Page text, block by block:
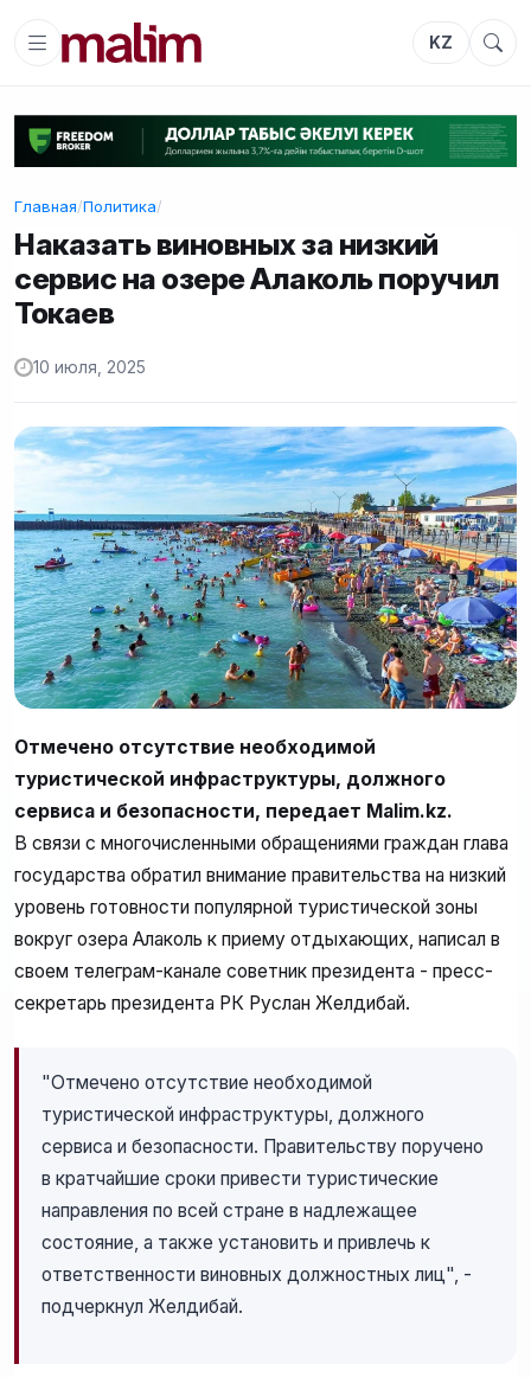
KZ
Главная/Политика/
Наказать виновных за низкий
сервис на озере Алаколь поручил
Токаев
10 июля, 2025
Отмечено отсутствие необходимой
туристической инфраструктуры, должного
сервиса и безопасности, передает Malim.kz.
В связи с многочисленными обращениями граждан глава
государства обратил внимание правительства на низкий
уровень готовности популярной туристической зоны
вокруг озера Алаколь к приему отдыхающих, написал в
своем телеграм-канале советник президента - пресс-
секретарь президента РК Руслан Желдибай.
"Отмечено отсутствие необходимой
туристической инфраструктуры, должного
сервиса и безопасности. Правительству поручено
в кратчайшие сроки привести туристические
направления по всей стране в надлежащее
состояние, а также установить и привлечь к
ответственности виновных должностных лиц", -
подчеркнул Желдибай.